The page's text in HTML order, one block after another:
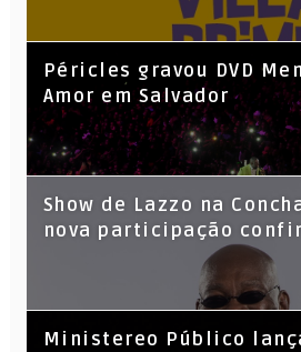
Péricles gravou DVD
Amor em Salvador
Show de Lazzo na
nova participação
​Ministereo Público